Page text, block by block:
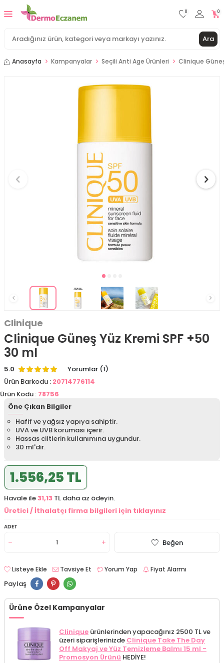
Ara
0 0
Anasayfa Kampanyalar Seçili Anti Age Ürünleri Clinique
Clinique
Clinique Güneş Yüz Kremi SPF +50
30 ml
5.0
Yorumlar (1)
Ürün Barkodu : 20714776114
Ürün Kodu : 78756
Öne Çıkan Bilgiler
Hafif ve yağsız yapıya sahiptir.
UVA ve UVB koruması içerir.
Hassas ciltlerin kullanımına uygundur.
30 ml'dir.
1.556,25 TL
Havale ile31,13 TL daha az ödeyin.
Üretici / İthalatçı firma bilgileri için tıklayınız
ADET
Beğen
Listeye Ekle Tavsiye Et Yorum Yap Fiyat Alarmı
Paylaş
Ürüne Özel Kampanyalar
Clinique ürünlerinden yapacağınız 2500 TL ve
üzeri siparişlerinizde Clinique Take The Day
Off Makyaj ve Yüz Temizleme Balmı 15 ml -
Promosyon Ürünü HEDİYE!